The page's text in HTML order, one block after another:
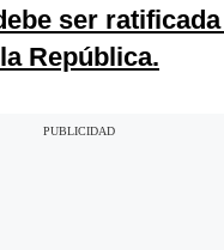
ser
República.